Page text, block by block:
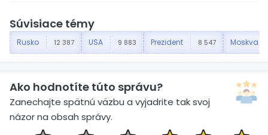
Súvisiace témy
Rusko 12 387 USA 9 883 Prezident 8 547 Moskva
Ako hodnotíte túto správu?
Zanechajte spätnú väzbu a vyjadrite tak svoj
názor na obsah správy.